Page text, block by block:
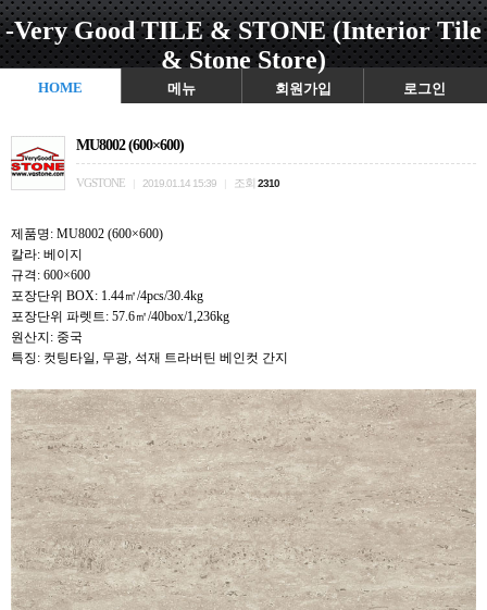
-Very Good TILE & STONE (Interior Tile
& Stone Store)
HOME 메뉴 회원가입 로그인
MU8002 (600×600)
VGSTONE 2019.01.14 15:39 조회 2310
제품명: MU8002 (600×600)
칼라: 베이지
규격: 600×600
포장단위 BOX: 1.44㎡/4pcs/30.4kg
포장단위 파렛트: 57.6㎡/40box/1,236kg
원산지: 중국
특징: 컷팅타일, 무광, 석재 트라버틴 베인컷 간지